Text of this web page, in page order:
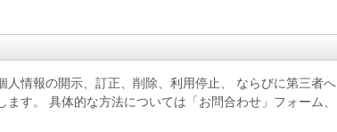
人情報の開示、訂正、削除、利用停止、 ならびに第三者へ
す。 具体的な方法については「お問合わせ」フォーム、